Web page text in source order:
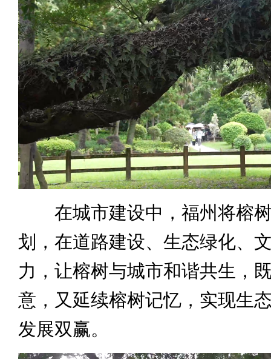
在城市建设中，福州将榕树
划，在道路建设、生态绿化、
力，让榕树与城市和谐共生，
意，又延续榕树记忆，实现生
发展双赢。